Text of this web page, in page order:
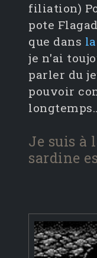
filiation)
pote
que dans
je n'ai
parler du
pouvoir
Je suis à
sardine